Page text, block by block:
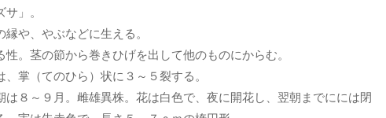
サ」。
縁や、やぶなどに生える。
性。茎の節から巻きひげを出して他のものにからむ。
、掌（てのひら）状に３～５裂する。
は８～９月。雌雄異株。花は白色で、夜に開花し、翌朝までにには閉